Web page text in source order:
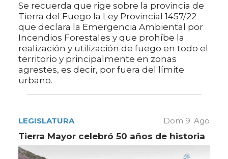
Se recuerda que rige sobre la provincia de
Tierra del Fuego la Ley Provincial 1457/22
que declara la Emergencia Ambiental por
Incendios Forestales y que prohíbe la
realización y utilización de fuego en todo el
territorio y principalmente en zonas
agrestes, es decir, por fuera del límite
urbano.
LEGISLATURA Dom 9. Ago
Tierra Mayor celebró 50 años de historia